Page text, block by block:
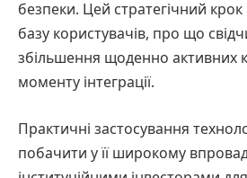
безпеки. Цей стратегічний
базу користувачів, про що
збільшення щоденно активних
моменту інтеграції.
Практичні застосування
побачити у її широкому